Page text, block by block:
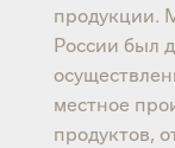
продукции.
России был
местное
продуктов,